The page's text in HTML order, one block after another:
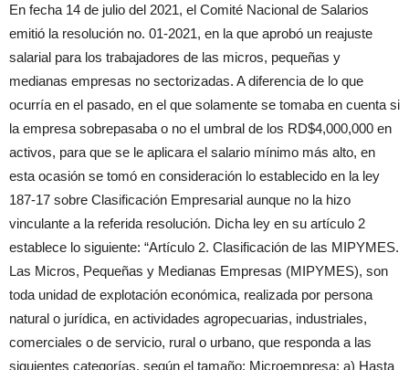
En fecha 14 de julio del 2021, el Comité Nacional de Salarios
emitió la resolución no. 01-2021, en la que aprobó un reajuste
salarial para los trabajadores de las micros, pequeñas y
medianas empresas no sectorizadas. A diferencia de lo que
ocurría en el pasado, en el que solamente se tomaba en cuenta si
la empresa sobrepasaba o no el umbral de los RD$4,000,000 en
activos, para que se le aplicara el salario mínimo más alto, en
esta ocasión se tomó en consideración lo establecido en la ley
187-17 sobre Clasificación Empresarial aunque no la hizo
vinculante a la referida resolución. Dicha ley en su artículo 2
establece lo siguiente: “Artículo 2. Clasificación de las MIPYMES.
Las Micros, Pequeñas y Medianas Empresas (MIPYMES), son
toda unidad de explotación económica, realizada por persona
natural o jurídica, en actividades agropecuarias, industriales,
comerciales o de servicio, rural o urbano, que responda a las
siguientes categorías, según el tamaño: Microempresa: a) Hasta